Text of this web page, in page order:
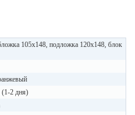
105х148, подложка 120х148, блок
(1-2 дня)